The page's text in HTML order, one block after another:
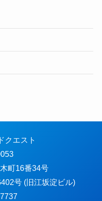
クエスト
町16番34号
号 (旧江坂淀ビル)